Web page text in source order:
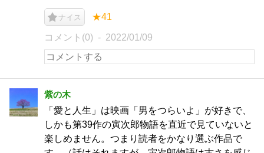
ナイス ★41
コメント(0) 2022/01/09
紫の木
「愛と人生」は映画「男をつらいよ」が好きで、
しかも第39作の寅次郎物語を直近で見ていないと
楽しめません。つまり読者をかなり選ぶ作品で